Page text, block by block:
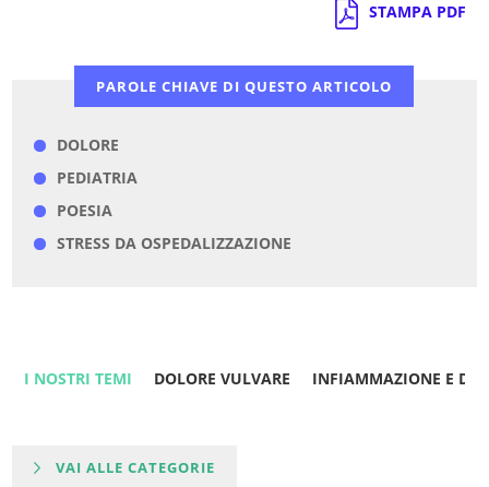
STAMPA PDF
PAROLE CHIAVE DI QUESTO ARTICOLO
DOLORE
PEDIATRIA
POESIA
STRESS DA OSPEDALIZZAZIONE
I NOSTRI TEMI DOLORE VULVARE INFIAMMAZIONE E
VAI ALLE CATEGORIE